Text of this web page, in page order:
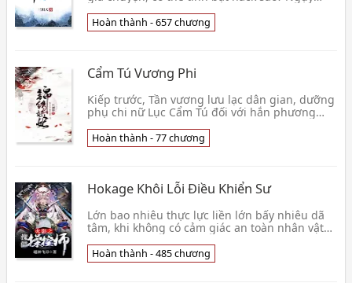
thư👦 Tam Dương Thiên
Hoàn thành - 657 chương
Cẩm Tú Vương Phi
Kiếp trước, Tần vương lưu lạc dân gian, dưỡng
phụ chi nữ Lục Cẩm Tú đối với hắn phương
Lục Cẩm Tú 👦 Giang Hàm Ảnh
Hoàn thành - 77 chương
Hokage Khôi Lỗi Điều Khiển Sư
Lớn bao nhiêu thực lực liền lớn bấy nhiêu dã
tâm, khi không có cảm giác an toàn nhân vật
bắt đ👦 Đạo Vũ 9
Hoàn thành - 485 chương